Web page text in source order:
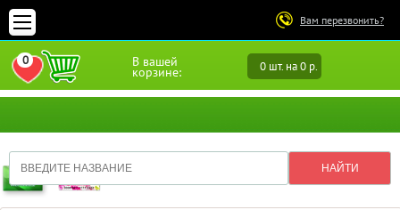
Вам перезвонить?
В вашей
корзине: 0 шт. на 0 р.
0
ПЕРЕЙТИ В ИЗБРАННОЕ